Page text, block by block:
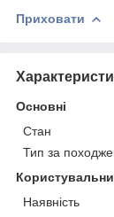
Приховати
Основні
Стан
Тип за
Наявність